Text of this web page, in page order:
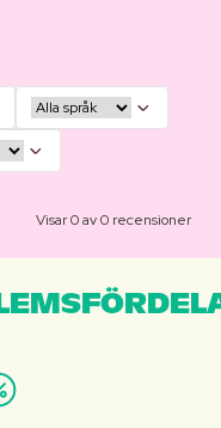
Visar 0 av 0 recensioner